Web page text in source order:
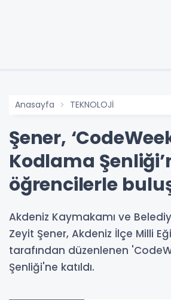
Anasayfa TEKNOLOJİ
Şener,
Kodlama
öğrencilerle
Akdeniz Kaymakamı ve
Zeyit Şener, Akdeniz İlçe Milli
tarafından düzenlenen
Şenliği'ne katıldı.